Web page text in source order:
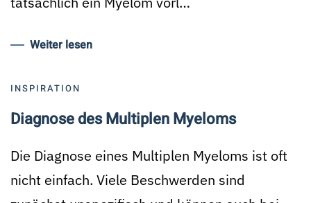
Weiter lesen
INSPIRATION
Diagnose des Multiplen Myeloms
Die Diagnose eines Multiplen Myeloms ist oft
nicht einfach. Viele Beschwerden sind